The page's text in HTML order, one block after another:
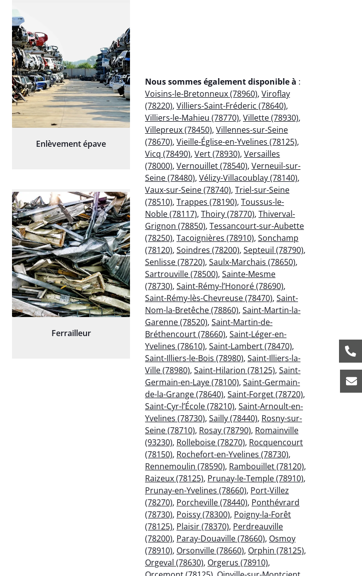
Enlèvement épave
Ferrailleur
Nous sommes également disponible à :
Voisins-le-Bretonneux (78960), Viroflay
(78220), Villiers-Saint-Fréderic (78640),
Villiers-le-Mahieu (78770), Villette (78930),
Villepreux (78450), Villennes-sur-Seine
(78670), Vieille-Église-en-Yvelines (78125),
Vicq (78490), Vert (78930), Versailles
(78000), Vernouillet (78540), Verneuil-sur-
Seine (78480), Vélizy-Villacoublay (78140),
Vaux-sur-Seine (78740), Triel-sur-Seine
(78510), Trappes (78190), Toussus-le-
Noble (78117), Thoiry (78770), Thiverval-
Grignon (78850), Tessancourt-sur-Aubette
(78250), Tacoignières (78910), Sonchamp
(78120), Soindres (78200), Septeuil (78790),
Senlisse (78720), Saulx-Marchais (78650),
Sartrouville (78500), Sainte-Mesme
(78730), Saint-Rémy-l’Honoré (78690),
Saint-Rémy-lès-Chevreuse (78470), Saint-
Nom-la-Bretêche (78860), Saint-Martin-la-
Garenne (78520), Saint-Martin-de-
Bréthencourt (78660), Saint-Léger-en-
Yvelines (78610), Saint-Lambert (78470),
Saint-Illiers-le-Bois (78980), Saint-Illiers-la-
Ville (78980), Saint-Hilarion (78125), Saint-
Germain-en-Laye (78100), Saint-Germain-
de-la-Grange (78640), Saint-Forget (78720),
Saint-Cyr-l’École (78210), Saint-Arnoult-en-
Yvelines (78730), Sailly (78440), Rosny-sur-
Seine (78710), Rosay (78790), Romainville
(93230), Rolleboise (78270), Rocquencourt
(78150), Rochefort-en-Yvelines (78730),
Rennemoulin (78590), Rambouillet (78120),
Raizeux (78125), Prunay-le-Temple (78910),
Prunay-en-Yvelines (78660), Port-Villez
(78270), Porcheville (78440), Ponthévrard
(78730), Poissy (78300), Poigny-la-Forêt
(78125), Plaisir (78370), Perdreauville
(78200), Paray-Douaville (78660), Osmoy
(78910), Orsonville (78660), Orphin (78125),
Orgeval (78630), Orgerus (78910),